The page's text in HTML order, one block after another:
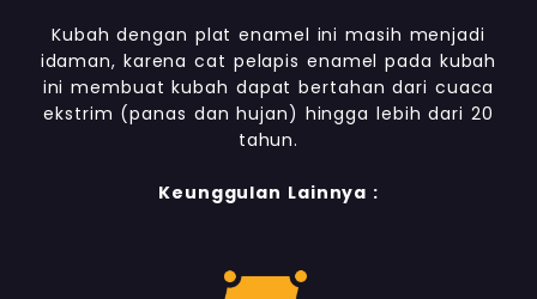
Kubah dengan plat enamel ini masih menjadi
idaman, karena cat pelapis enamel pada kubah
ini membuat kubah dapat bertahan dari cuaca
ekstrim (panas dan hujan) hingga lebih dari 20
tahun.
Keunggulan Lainnya :